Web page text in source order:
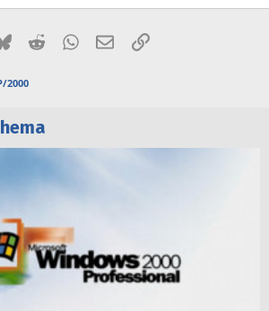
BlueskyRedditWhatsApp
E-MailLink
2000